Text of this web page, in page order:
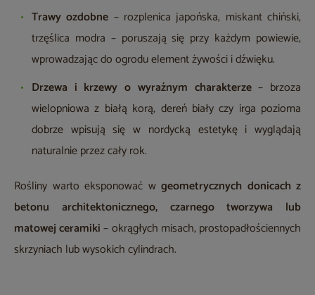
Trawy ozdobne – rozplenica japońska, miskant chiński,
trzęślica modra – poruszają się przy każdym powiewie,
wprowadzając do ogrodu element żywości i dźwięku.
Drzewa i krzewy o wyraźnym charakterze– brzoza
wielopniowa z białą korą, dereń biały czy irga pozioma
dobrze wpisują się w nordycką estetykę i wyglądają
naturalnie przez cały rok.
Rośliny warto eksponować w geometrycznych donicach z
betonu architektonicznego, czarnego tworzywa lub
matowej ceramiki– okrągłych misach, prostopadłościennych
skrzyniach lub wysokich cylindrach.